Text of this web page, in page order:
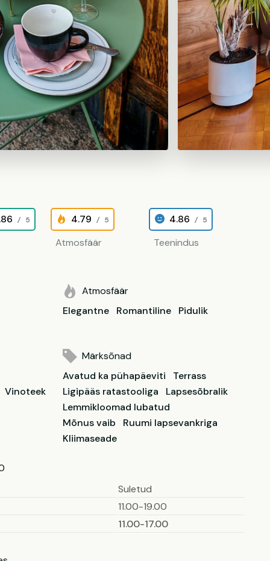
/ 5 4.79 / 5
Atmosfäär
4.86 / 5
Teenindus
Atmosfäär
Elegantne
Romantiline Pidulik
Vinoteek
Märksõnad
Avatud ka pühapäeviti
Terrass
Ligipääs ratastooliga
Lapsesõbralik
Lemmikloomad lubatud
Mõnus vaib
Ruumi lapsevankriga
Kliimaseade
Suletud
11.00-19.00
11.00-17.00